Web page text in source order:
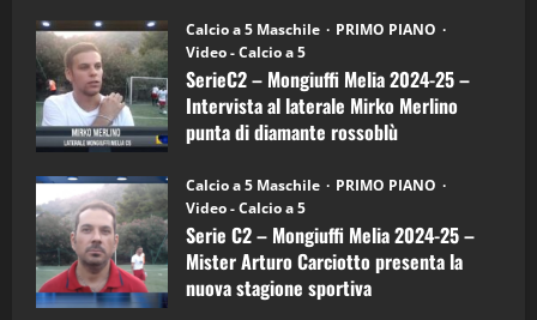
6)
–
Intervista
a
mister
Arturo
Carciotto
(Mongiuffi
Calcio a 5 Maschile
PRIMO PIANO
Video - Calcio a 5
SerieC2 – Mongiuffi Melia 2024-25 –
Intervista al laterale Mirko Merlino
punta di diamante rossoblù
Calcio a 5 Maschile
PRIMO PIANO
Video - Calcio a 5
Serie C2 – Mongiuffi Melia 2024-25 –
Mister Arturo Carciotto presenta la
nuova stagione sportiva
4
“SportEmpire” in Podcast: 27^ Puntata
(Martedi 14 Aprile 2026)
15/04/2026
5
“SportEmpire” in Podcast: 26^ Puntata
(Martedi 07 Aprile 2026)
08/04/2026